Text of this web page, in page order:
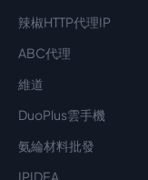
辣椒HTTP代理IP
ABC代理
維道
DuoPlus雲手機
氨綸材料批發
IPIDEA